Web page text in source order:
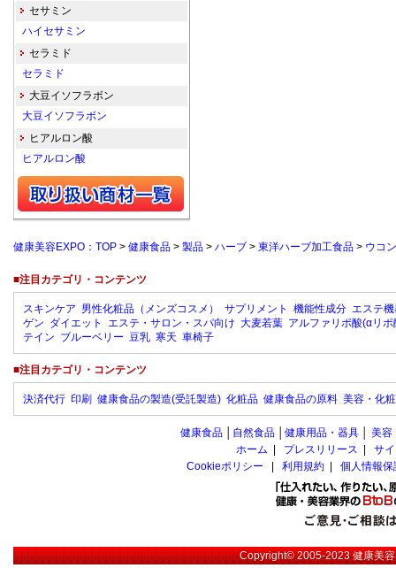
セサミン
ハイセサミン
セラミド
セラミド
大豆イソフラボン
大豆イソフラボン
ヒアルロン酸
ヒアルロン酸
健康美容EXPO：TOP > 健康食品 > 製品 > ハーブ > 東洋ハーブ加工食品 > ウコン
■注目カテゴリ・コンテンツ
スキンケア 男性化粧品（メンズコスメ） サプリメント 機能性成分 エステ
ゲン ダイエット エステ・サロン・スパ向け 大麦若葉 アルファリポ酸(αリポ
テイン ブルーベリー 豆乳 寒天 車椅子
■注目カテゴリ・コンテンツ
決済代行 印刷 健康食品の製造(受託製造) 化粧品 健康食品の原料 美容・化
健康食品 自然食品 健康用品・器具 美容
ホーム
プレスリリース
サ
Cookieポリシー
利用規約 個人情報
Copyright© 2005-2023健康美